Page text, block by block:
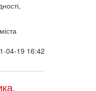
04-19 16:42